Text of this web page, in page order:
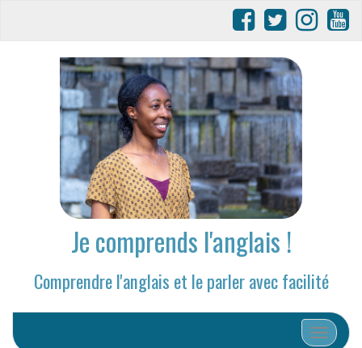
Je comprends l'anglais !
Comprendre l'anglais et le parler avec facilité
Afficher/